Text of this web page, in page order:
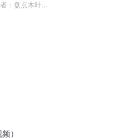
：盘点木叶万
）